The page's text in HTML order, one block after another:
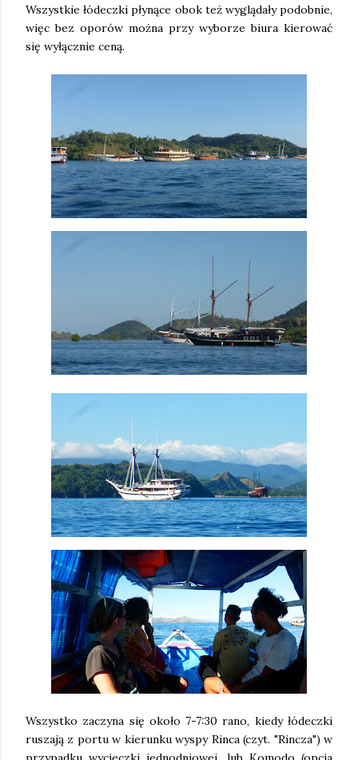
Wszystkie łódeczki płynące obok też wyglądały podobnie,
więc bez oporów można przy wyborze biura kierować
się wyłącznie ceną.
Wszystko zaczyna się około 7-7:30 rano, kiedy łódeczki
ruszają z portu w kierunku wyspy Rinca (czyt. "Rincza") w